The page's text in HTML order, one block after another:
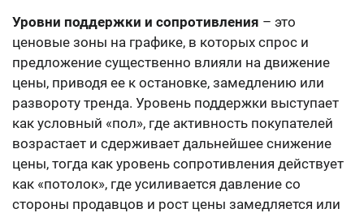
Уровни поддержки и сопротивления – это
ценовые зоны на графике, в которых спрос и
предложение существенно влияли на движение
цены, приводя ее к остановке, замедлению или
развороту тренда. Уровень поддержки выступает
как условный «пол», где активность покупателей
возрастает и сдерживает дальнейшее снижение
цены, тогда как уровень сопротивления действует
как «потолок», где усиливается давление со
стороны продавцов и рост цены замедляется или